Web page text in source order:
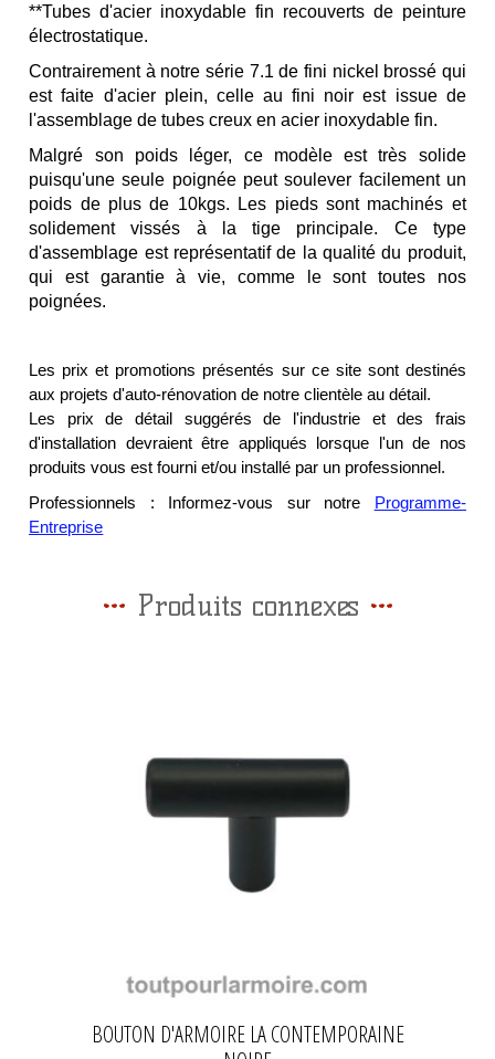
**Tubes d'acier inoxydable fin recouverts de peinture
électrostatique.
Contrairement à notre série 7.1 de fini nickel brossé qui
est faite d'acier plein, celle au fini noir est issue de
l'assemblage de tubes creux en acier inoxydable fin.
Malgré son poids léger, ce modèle est très solide
puisqu'une seule poignée peut soulever facilement un
poids de plus de 10kgs. Les pieds sont machinés et
solidement vissés à la tige principale. Ce type
d'assemblage est représentatif de la qualité du produit,
qui est garantie à vie, comme le sont toutes nos
poignées.
Les prix et promotions présentés sur ce site sont destinés
aux projets d'auto-rénovation de notre clientèle au détail.
Les prix de détail suggérés de l'industrie et des frais
d'installation devraient être appliqués lorsque l'un de nos
produits vous est fourni et/ou installé par un professionnel.
Professionnels : Informez-vous sur notre
Programme-
Entreprise
Produits connexes
BOUTON D'ARMOIRE LA CONTEMPORAINE